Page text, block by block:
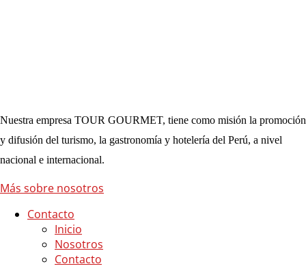
Nuestra empresa TOUR GOURMET, tiene como misión la promoción
y difusión del turismo, la gastronomía y hotelería del Perú, a nivel
nacional e internacional.
Más sobre nosotros
Contacto
Inicio
Nosotros
Contacto